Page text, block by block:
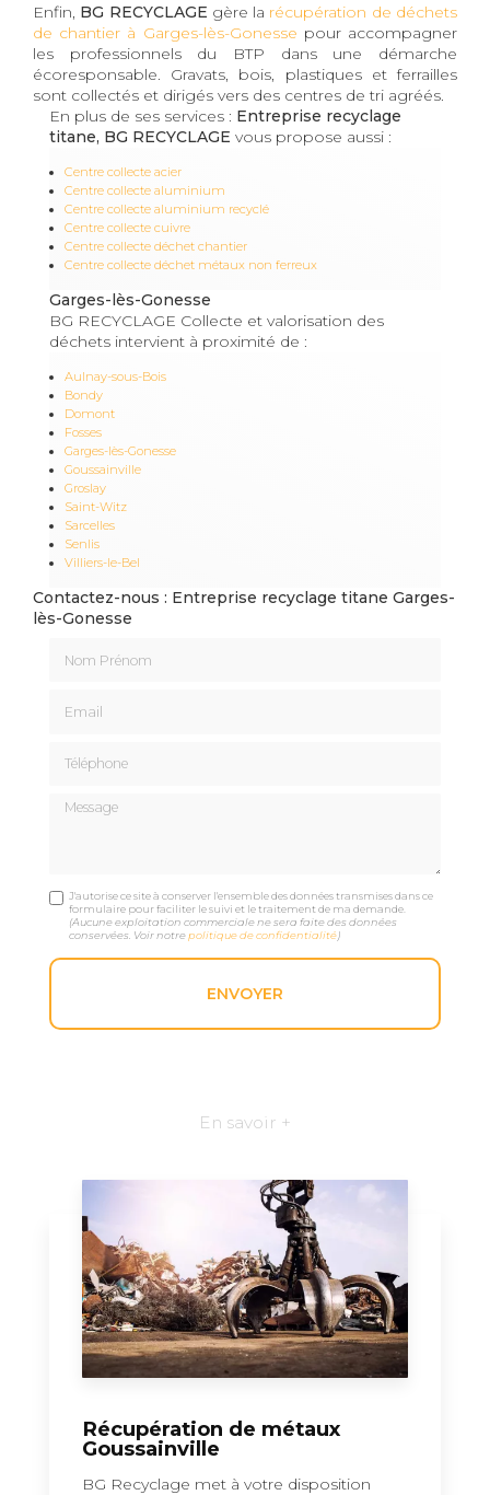
Enfin, BG RECYCLAGE gère la récupération de déchets
de chantier à Garges-lès-Gonesse pour accompagner
les professionnels du BTP dans une démarche
écoresponsable. Gravats, bois, plastiques et ferrailles
sont collectés et dirigés vers des centres de tri agréés.
En plus de ses services : Entreprise recyclage
titane, BG RECYCLAGE vous propose aussi :
Centre collecte acier
Centre collecte aluminium
Centre collecte aluminium recyclé
Centre collecte cuivre
Centre collecte déchet chantier
Centre collecte déchet métaux non ferreux
Garges-lès-Gonesse
BG RECYCLAGE Collecte et valorisation des
déchets intervient à proximité de :
Aulnay-sous-Bois
Bondy
Domont
Fosses
Garges-lès-Gonesse
Goussainville
Groslay
Saint-Witz
Sarcelles
Senlis
Villiers-le-Bel
Contactez-nous : Entreprise recyclage titane Garges-
lès-Gonesse
Message
J'autorise ce site à conserver l'ensemble des données transmises dans ce
formulaire pour faciliter le suivi et le traitement de ma demande.
(Aucune exploitation commerciale ne sera faite des données
conservées. Voir notrepolitique de confidentialité)
En savoir +
Récupération de métaux
Goussainville
BG Recyclage met à votre disposition